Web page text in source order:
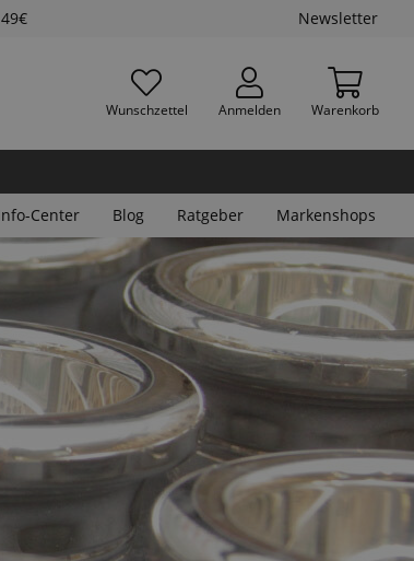
Newsletter
Wunschzettel Anmelden Warenkorb
Center Blog Ratgeber Markenshops